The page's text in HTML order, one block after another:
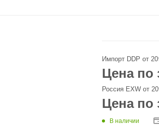
Импорт DDP от
Цена по
Россия EXW от
Цена по
В наличии